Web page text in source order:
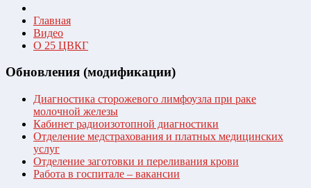
Главная
Видео
О 25 ЦВКГ
Обновления (модификации)
Диагностика сторожевого лимфоузла при раке
молочной железы
Кабинет радиоизотопной диагностики
Отделение медстрахования и платных медицинских
услуг
Отделение заготовки и переливания крови
Работа в госпитале – вакансии